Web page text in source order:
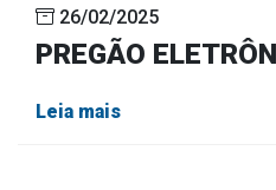
26/02/2025
PREGÃO
Leia mais